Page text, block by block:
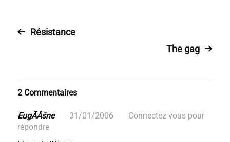
Résistance
The gag
2 Commentaires
EugÃÂšne 31/01/2006
Connectez-vous pour
répondre